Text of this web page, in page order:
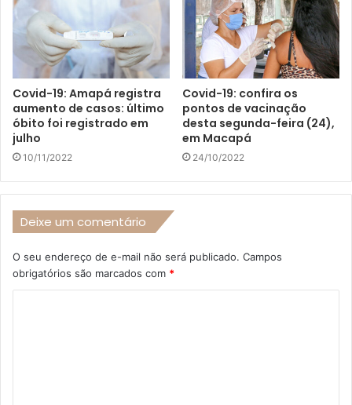
Covid-19: Amapá registra
aumento de casos: último
óbito foi registrado em
julho
10/11/2022
Covid-19: confira os
pontos de vacinação
desta segunda-feira (24),
em Macapá
24/10/2022
Deixe um comentário
O seu endereço de e-mail não será publicado. Campos
obrigatórios são marcados com *